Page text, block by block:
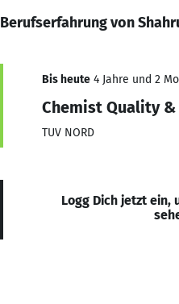
Berufserfahrung von
Bis heute 4 Jahre und 2
Chemist Quality
TUV NORD
Logg Dich jetzt ein,